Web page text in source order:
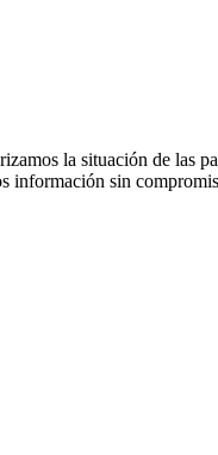
la situación de las
información sin